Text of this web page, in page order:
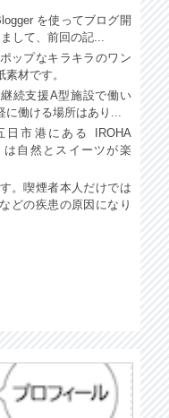
を使ってブログ開
して、前回の記...
ップなキラキラのワン
材です。
続支援A型施設で働い
働ける場所はあり...
日市港にある IROHA
自然とスイーツが楽
。喫煙者本人だけでは
どの疾患の原因になり